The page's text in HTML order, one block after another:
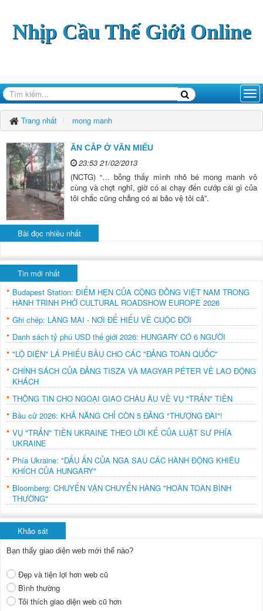
Nhịp Cầu Thế Giới Online
Trang nhất mong manh
ĂN CẮP Ở VĂN MIẾU
23:53 21/02/2013
(NCTG) “… bỗng thấy mình nhỏ bé mong manh vô
cùng và chợt nghĩ, giờ có ai chạy đến cướp cái gì của
tôi chắc cũng chẳng có ai bảo vệ tôi cả”.
Bài đọc nhiều nhất
Tin mới nhất
Budapest Station: ĐIỂM HẸN CỦA CỘNG ĐỒNG VIỆT NAM TRONG
HÀNH TRÌNH PHỞ CULTURAL ROADSHOW EUROPE 2026
Ghi chép: LÀNG MAI - NƠI ĐỂ HIỂU VỀ CUỘC ĐỜI
Danh sách tỷ phú USD thế giới 2026: HUNGARY CÓ 6 NGƯỜI
"LỘ DIỆN" LÁ PHIẾU BẦU CHO CÁC "ĐẢNG TOÀN QUỐC"
CHÍNH SÁCH CỦA ĐẢNG TISZA VÀ MAGYAR PÉTER VỀ LAO ĐỘNG
KHÁCH
THÔNG TIN CHO NGOẠI GIAO CHÂU ÂU VỀ VỤ "TRẤN" TIỀN
Bầu cử 2026: KHẢ NĂNG CHỈ CÒN 5 ĐẢNG "THƯỢNG ĐÀI"!
VỤ "TRẤN" TIỀN UKRAINE THEO LỜI KỂ CỦA LUẬT SƯ PHÍA
UKRAINE
Phía Ukraine: "DẤU ẤN CỦA NGA SAU CÁC HÀNH ĐỘNG KHIÊU
KHÍCH CỦA HUNGARY"
Bloomberg: CHUYẾN VẬN CHUYỂN HÀNG "HOÀN TOÀN BÌNH
THƯỜNG"
Khảo sát
Bạn thấy giao diện web mới thế nào?
Đẹp và tiện lợi hơn web cũ
Bình thường
Tôi thích giao diện web cũ hơn